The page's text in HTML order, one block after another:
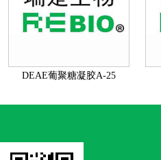
DEAE葡聚糖凝胶A-25